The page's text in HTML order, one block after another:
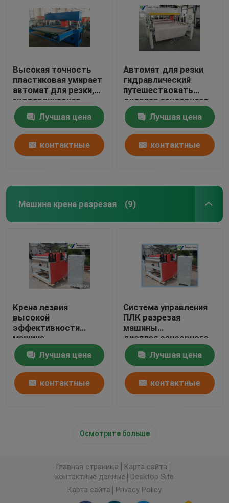
Высокая точность
пластиковая умирает
автомат для резки,
гидравлическая
пресса умирает
автомат для резки
Лучшая цена
контактные
Автомат для резки
гидравлический
путешествовать
дисплея сенсорного
экрана главный для
материалов пола/
мягко фильм
Лучшая цена
контактные
Машина крена разрезая (9)
Крена лезвия
высокой
эффективности
машина
множественного
разрезая для ПВК
неподдельной кожи
Лучшая цена
контактные
Система управления
ПЛК разрезая
машины
дисплея сенсорного
экрана резиновая для
кожаной ткани
Лучшая цена
контактные
Осмотрите больше
Главная страница
Карта сайта
контактные данные
Desktop Site
Карта сайта
Privacy Policy